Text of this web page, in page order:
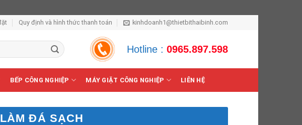
Quy định và hình thức thanh toán kinhdoanh1@thietbithaibinh.com
Hotline : 0965.897.598
BẾP CÔNG NGHIỆP MÁY GIẶT CÔNG NGHIỆP LIÊN HỆ
ĐÁ SẠCH